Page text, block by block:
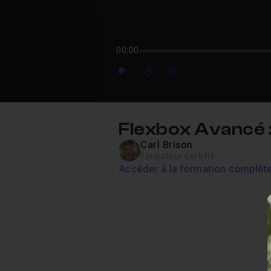
00:00
PlayForwardForward
Flexbox
Carl Brison
Accéder à la formation